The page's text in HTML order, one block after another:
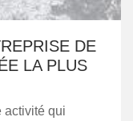
DE
LA PLUS
activité qui